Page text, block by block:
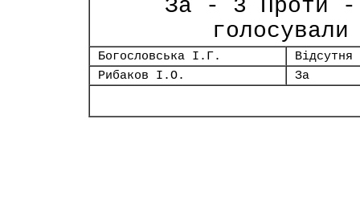
За - 3 Проти -
Богословська І.Г.
Відсутня
Рибаков І.О.
За